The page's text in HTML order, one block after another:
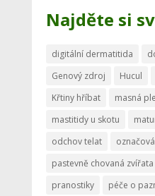
Najděte si
digitální dermatitida
Genový zdroj
Hucul
Křtiny hříbat
masná
mastitidy u skotu
odchov telat
pastevně chovaná zvířata
pranostiky
péče o